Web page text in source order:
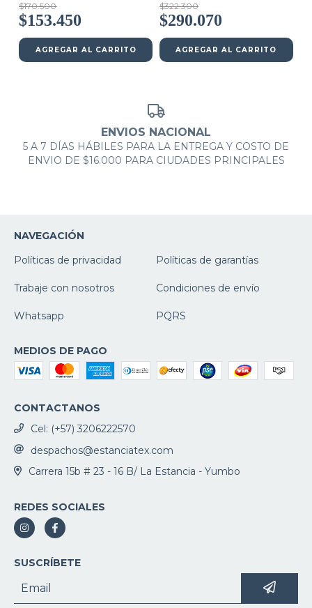
$170.500
$153.450
AGREGAR AL CARRITO
$322.300
$290.070
AGREGAR AL CARRITO
ENVIOS NACIONAL
5 A 7 DÍAS HÁBILES PARA LA ENTREGA Y COSTO DE
ENVIO DE $16.000 PARA CIUDADES PRINCIPALES
NAVEGACIÓN
Políticas de privacidad
Políticas de garantías
Trabaje con nosotros Condiciones de envío
Whatsapp PQRS
MEDIOS DE PAGO
CONTACTANOS
Cel: (+57) 3206222570
despachos@estanciatex.com
Carrera 15b # 23 - 16 B/ La Estancia - Yumbo
REDES SOCIALES
SUSCRÍBETE